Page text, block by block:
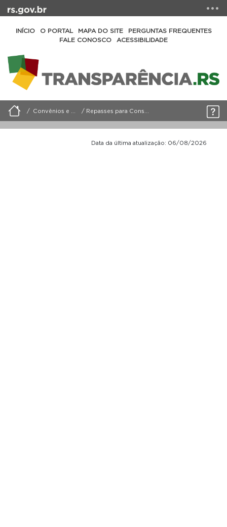
INÍCIO O PORTAL MAPA DO SITE
PERGUNTAS FREQUENTES
FALE CONOSCO
ACESSIBILIDADE
Convênios e Parcerias Repasses para Consulta Popular
Data da última atualização: 06/08/2026